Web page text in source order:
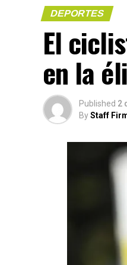
(más…)
Compártelo:
DEPORTES
El
en la
Published 2
ByStaff